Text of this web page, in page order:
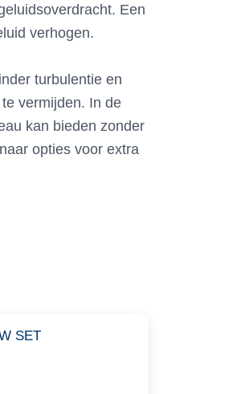
Een
verhogen.
turbulentie en
vermijden. In de
kan bieden zonder
opties voor extra